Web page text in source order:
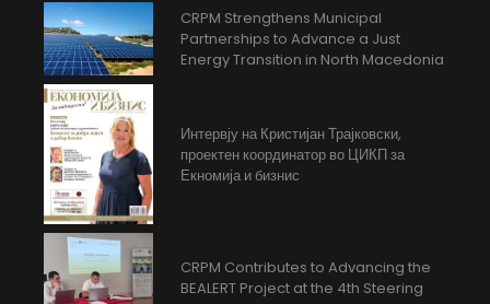
CRPM Strengthens Municipal
Partnerships to Advance a Just
Energy Transition in North Macedonia
Интервју на Кристијан Трајковски,
проектен координатор во ЦИКП за
Екномија и бизнис
CRPM Contributes to Advancing the
BEALERT Project at the 4th Steering